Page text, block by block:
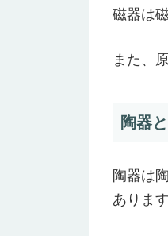
磁器は
また、
陶器
陶器は
あります